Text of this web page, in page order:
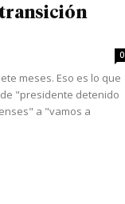
transición
0
meses. Eso es lo que
"presidente detenido
a "vamos a